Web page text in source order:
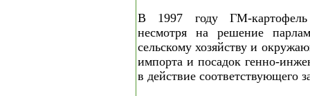
В 1997 году ГМ-
несмотря на решение
сельскому хозяйству и
импорта и посадок генно-
в действие соответствующего